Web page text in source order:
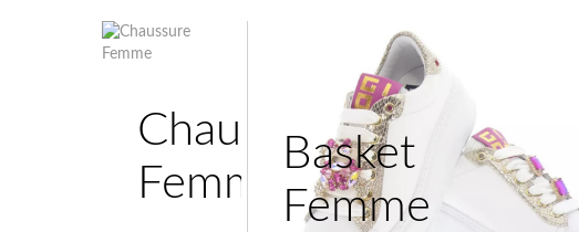
Chaussure
Femme
Basket
Femme